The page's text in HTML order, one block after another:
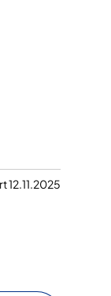
12.11.2025